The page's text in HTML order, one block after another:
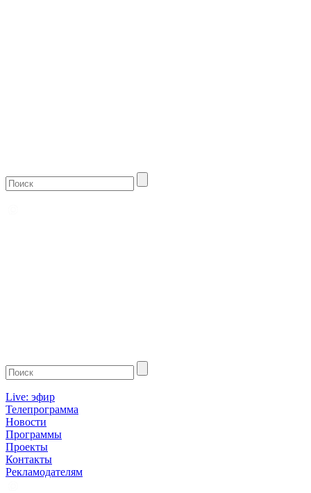
Live: эфир
Телепрограмма
Новости
Программы
Проекты
Контакты
Рекламодателям